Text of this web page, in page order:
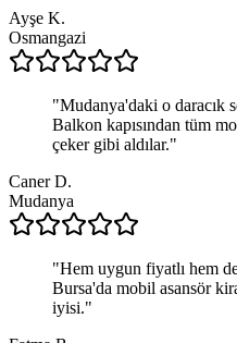
Ayşe K.
Osmangazi
"Mudanya'daki o daracık
Balkon kapısından tüm
çeker gibi aldılar."
Caner D.
Mudanya
"Hem uygun fiyatlı hem
Bursa'da mobil asansör
iyisi."